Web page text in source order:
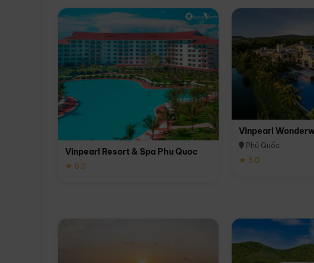
Vinpearl Resort & Spa Phu Quoc
★ 5.0
Vinpearl
Phú Quốc
★ 5.0